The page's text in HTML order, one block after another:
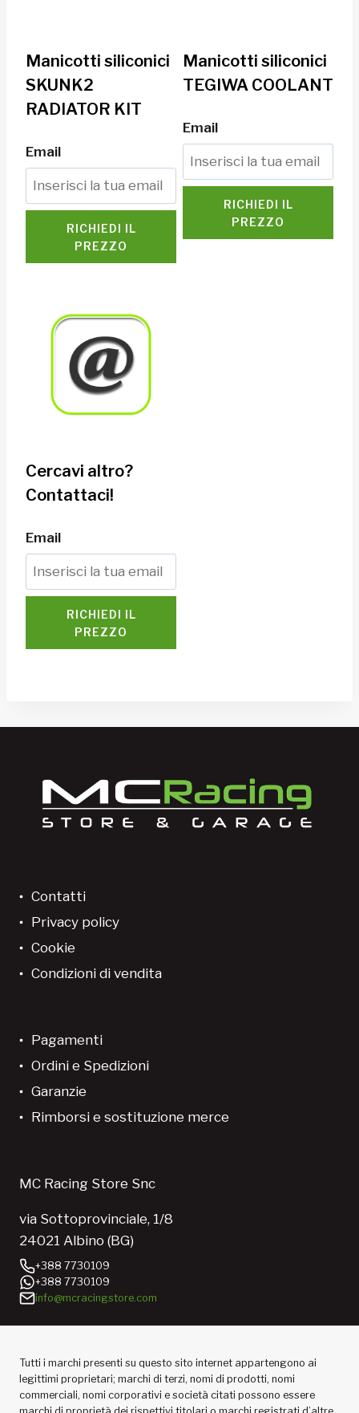
Manicotti siliconici
SKUNK2
RADIATOR KIT
Email
RICHIEDI IL
PREZZO
Manicotti siliconici
TEGIWA COOLANT
Email
RICHIEDI IL
PREZZO
Cercavi altro?
Contattaci!
Email
RICHIEDI IL
PREZZO
Contatti
Privacy policy
Cookie
Condizioni di vendita
Pagamenti
Ordini e Spedizioni
Garanzie
Rimborsi e sostituzione merce
MC Racing Store Snc
via Sottoprovinciale, 1/8
24021 Albino (BG)
+388 7730109
+388 7730109
info@mcracingstore.com
Tutti i marchi presenti su questo sito internet appartengono ai
legittimi proprietari; marchi di terzi, nomi di prodotti, nomi
commerciali, nomi corporativi e società citati possono essere